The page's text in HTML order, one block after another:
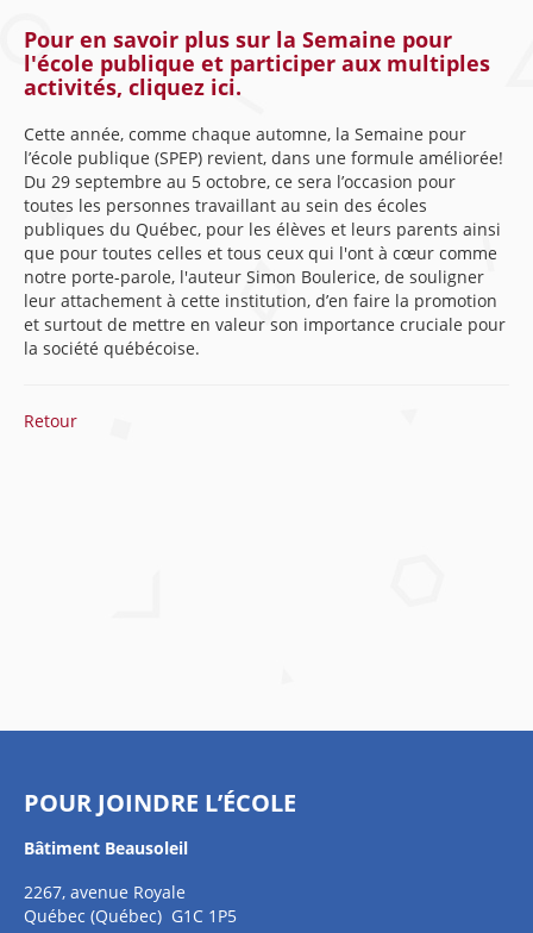
Pour en savoir plus sur la Semaine pour
l'école publique et participer aux multiples
activités, cliquez ici.
Cette année, comme chaque automne, la Semaine pour
l’école publique (SPEP) revient, dans une formule améliorée!
Du 29 septembre au 5 octobre, ce sera l’occasion pour
toutes les personnes travaillant au sein des écoles
publiques du Québec, pour les élèves et leurs parents ainsi
que pour toutes celles et tous ceux qui l'ont à cœur comme
notre porte-parole, l'auteur Simon Boulerice, de souligner
leur attachement à cette institution, d’en faire la promotion
et surtout de mettre en valeur son importance cruciale pour
la société québécoise.
Retour
POUR JOINDRE L’ÉCOLE
Bâtiment Beausoleil
2267, avenue Royale
Québec (Québec) G1C 1P5